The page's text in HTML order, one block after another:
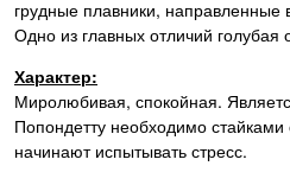
грудные плавники, направленные
Одно из главных отличий голубая
Характер:
Миролюбивая, спокойная.
Попондетту необходимо
начинают испытывать стресс.